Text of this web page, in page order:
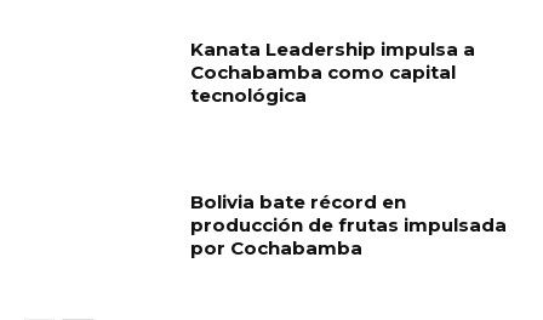
Kanata Leadership impulsa a
Cochabamba como capital
tecnológica
Bolivia bate récord en
producción de frutas impulsada
por Cochabamba